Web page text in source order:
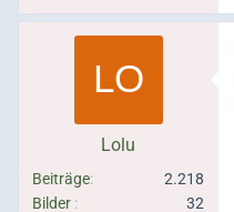
Lolu
Beiträge
2.218
Bilder
32